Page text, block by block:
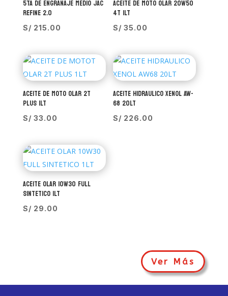
5TA DE ENGRANAJE MEDIO JAC
REFINE 2.0
S/ 215.00
ACEITE DE MOTO OLAR 20W50
4T 1LT
S/ 35.00
ACEITE DE MOTO OLAR 2T
PLUS 1LT
S/ 33.00
ACEITE HIDRAULICO XENOL AW-
68 20LT
S/ 226.00
ACEITE OLAR 10W30 FULL
SINTETICO 1LT
S/ 29.00
Ver Más